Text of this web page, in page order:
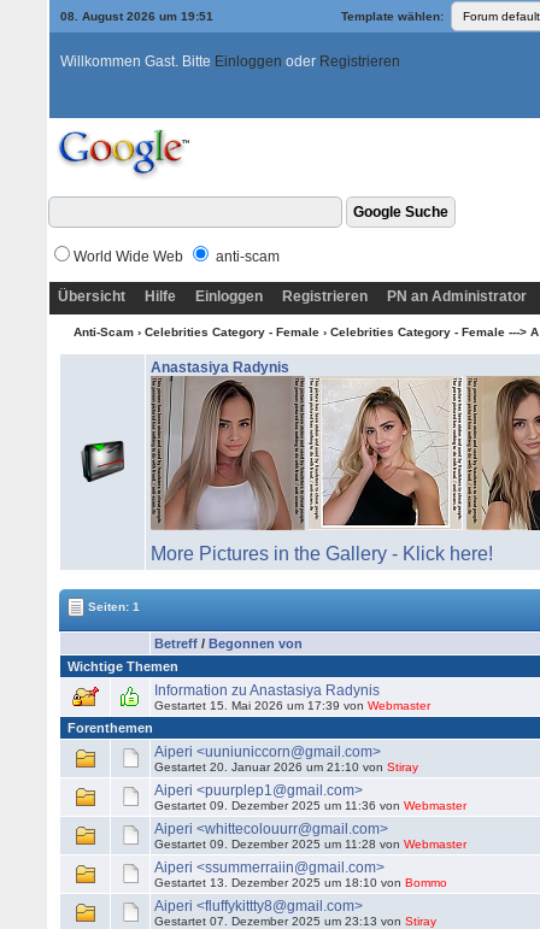
08. August 2026 um 19:51 Template wählen:
Willkommen Gast. Bitte Einloggen oder Registrieren
World Wide Web anti-scam
Übersicht Hilfe Einloggen Registrieren PN an Administrator
Anti-Scam› Celebrities Category - Female› Celebrities Category - Female ---> A
Anastasiya Radynis
More Pictures in the Gallery - Klick here!
Seiten: 1
Betreff /Begonnen von
Wichtige Themen
Information zu Anastasiya Radynis
Gestartet 15. Mai 2026 um 17:39 vonWebmaster
Forenthemen
Aiperi <uuniuniccorn@gmail.com>
Gestartet 20. Januar 2026 um 21:10 vonStiray
Aiperi <puurplep1@gmail.com>
Gestartet 09. Dezember 2025 um 11:36 vonWebmaster
Aiperi <whittecolouurr@gmail.com>
Gestartet 09. Dezember 2025 um 11:28 vonWebmaster
Aiperi <ssummerraiin@gmail.com>
Gestartet 13. Dezember 2025 um 18:10 vonBommo
Aiperi <fluffykittty8@gmail.com>
Gestartet 07. Dezember 2025 um 23:13 vonStiray